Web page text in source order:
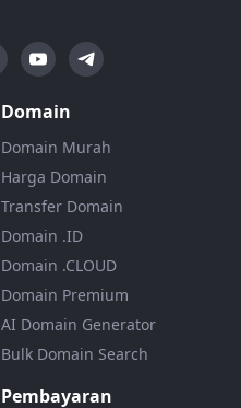
Domain
Domain Murah
Harga Domain
Transfer Domain
Domain .ID
Domain .CLOUD
Domain Premium
AI Domain Generator
Bulk Domain Search
Pembayaran